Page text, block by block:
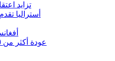
تزايد
أستراليا تقدم 9 مليون دولار لمواجهة أزمة الإغاثة الإنسانية في أفغانستان
عودة أكثر من 2000 مهاجر أفغاني من باكستان وإيران وسط ظروف صعبة